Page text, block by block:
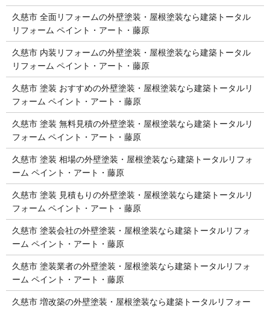
久慈市 全面リフォームの外壁塗装・屋根塗装なら建築トータル
リフォーム ペイント・アート・藤原
久慈市 内装リフォームの外壁塗装・屋根塗装なら建築トータル
リフォーム ペイント・アート・藤原
久慈市 塗装 おすすめの外壁塗装・屋根塗装なら建築トータルリ
フォーム ペイント・アート・藤原
久慈市 塗装 無料見積の外壁塗装・屋根塗装なら建築トータルリ
フォーム ペイント・アート・藤原
久慈市 塗装 相場の外壁塗装・屋根塗装なら建築トータルリフォ
ーム ペイント・アート・藤原
久慈市 塗装 見積もりの外壁塗装・屋根塗装なら建築トータルリ
フォーム ペイント・アート・藤原
久慈市 塗装会社の外壁塗装・屋根塗装なら建築トータルリフォ
ーム ペイント・アート・藤原
久慈市 塗装業者の外壁塗装・屋根塗装なら建築トータルリフォ
ーム ペイント・アート・藤原
久慈市 増改築の外壁塗装・屋根塗装なら建築トータルリフォー